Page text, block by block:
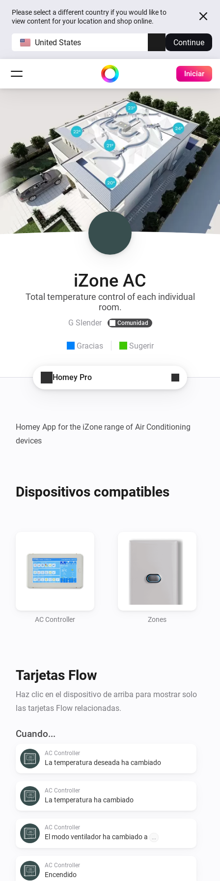
Please select a different country if you would like to
view content for your location and shop online.
United States Continue
Iniciar
iZone AC
Total temperature control of each individual
room.
G Slender Comunidad
Gracias Sugerir
Homey Pro
Homey App for the iZone range of Air Conditioning
devices
Dispositivos compatibles
AC Controller Zones
Tarjetas Flow
Haz clic en el dispositivo de arriba para mostrar solo
las tarjetas Flow relacionadas.
Cuando...
AC Controller
La temperatura deseada ha cambiado
AC Controller
La temperatura ha cambiado
AC Controller
El modo ventilador ha cambiado a
AC Controller
Encendido